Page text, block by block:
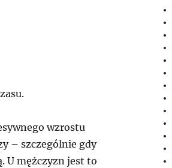
wzrostu
– szczególnie gdy
U mężczyzn jest to